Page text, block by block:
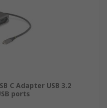
C Adapter USB 3.2
ports